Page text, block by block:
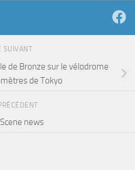
SUIVANT
de Bronze sur le vélodrome
de Tokyo
news